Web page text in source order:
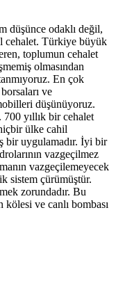
düşünce odaklı değil,
cehalet. Türkiye büyük
toplumun cehalet
olmasından
En çok
ve
düşünüyoruz.
yıllık bir cehalet
ülke cahil
bir uygulamadır. İyi bir
vazgeçilmez
vazgeçilemeyecek
sistem çürümüştür.
zorundadır. Bu
ve canlı bombası